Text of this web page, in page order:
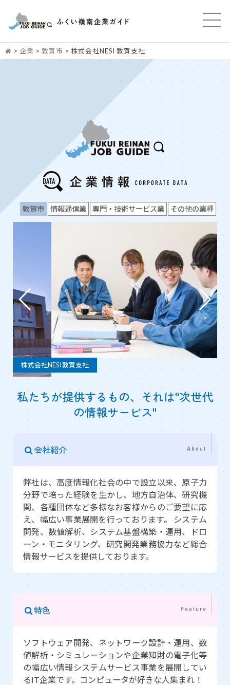
> 企業 > 敦賀市 > 株式会社NESI 敦賀支社
敦賀市 情報通信業 専門・技術サービス業 その他の業種
株式会社NESI 敦賀支社
私たちが提供するもの、それは"次世代
の情報サービス"
会社紹介
弊社は、高度情報化社会の中で設立以来、原子力
分野で培った経験を生かし、地方自治体、研究機
関、各種団体など多様なお客様からのご要望に応
え、幅広い事業展開を行っております。 システム
開発、数値解析、システム基盤構築・運用、ドロ
ーン・モニタリング、研究開発業務協力など総合
情報サービスを提供しております。
特色
ソフトウェア開発、ネットワーク設計・運用、数
値解析・シミュレーションや企業知財の電子化等
の幅広い情報システムサービス事業を展開してい
るIT企業です。コンピュータが好きな人集まれ！